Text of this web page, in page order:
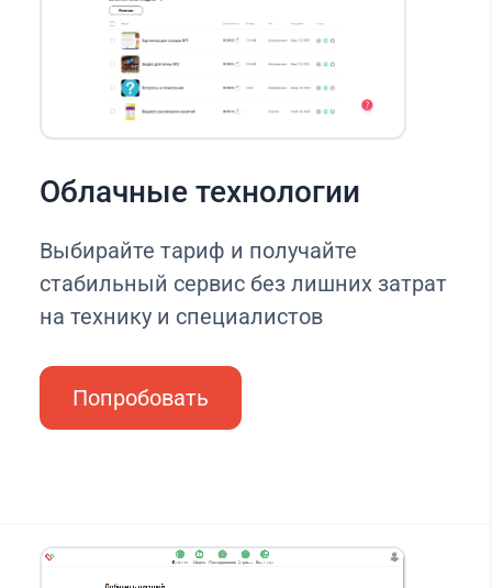
Облачные технологии
Выбирайте тариф и получайте
стабильный сервис без лишних затрат
на технику и специалистов
Попробовать